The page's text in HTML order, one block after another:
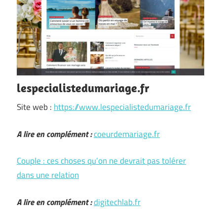
lespecialistedumariage.fr
Site web : https://www.lespecialistedumariage.fr
A lire en complément :coeurdemariage.fr
Couple : ces choses qu’on ne devrait pas tolérer
dans une relation
A lire en complément :digitechlab.fr